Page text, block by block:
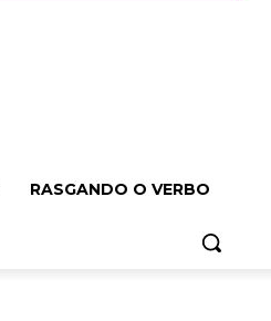
RASGANDO O VERBO